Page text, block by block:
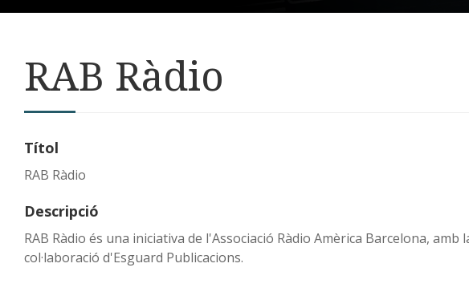
RAB Ràdio
Títol
RAB Ràdio
Descripció
RAB Ràdio és una iniciativa de l'Associació Ràdio Amèrica Barcelona, amb
col·laboració d'Esguard Publicacions.